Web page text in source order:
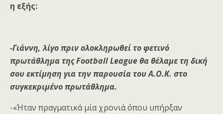
η εξής:
-Γιάννη, λίγο πριν ολοκληρωθεί το φετινό
πρωτάθλημα της Football League θα θέλαμε τη δική
σου εκτίμηση για την παρουσία του Α.Ο.Κ. στο
συγκεκριμένο πρωτάθλημα.
-«Ήταν πραγματικά μία χρονιά όπου υπήρξαν